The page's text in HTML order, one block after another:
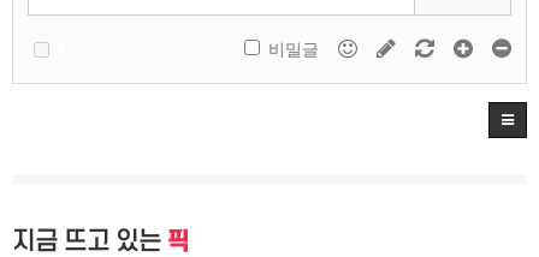
비밀글
지금 뜨고 있는 픽